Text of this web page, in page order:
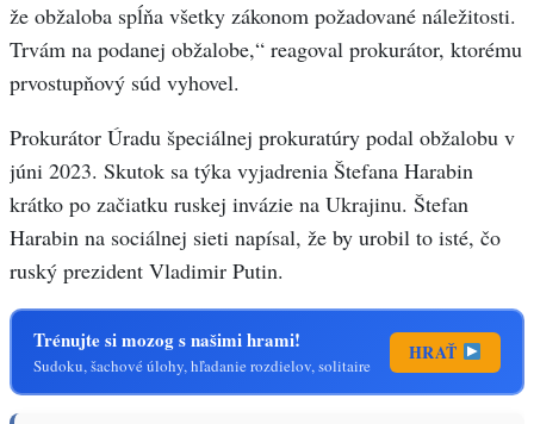
že obžaloba spĺňa všetky zákonom požadované náležitosti.
Trvám na podanej obžalobe,“ reagoval prokurátor, ktorému
prvostupňový súd vyhovel.
Prokurátor Úradu špeciálnej prokuratúry podal obžalobu v
júni 2023. Skutok sa týka vyjadrenia Štefana Harabin
krátko po začiatku ruskej invázie na Ukrajinu. Štefan
Harabin na sociálnej sieti napísal, že by urobil to isté, čo
ruský prezident Vladimir Putin.
Trénujte si mozog s našimi hrami!
Sudoku, šachové úlohy, hľadanie rozdielov, solitaire
HRAŤ